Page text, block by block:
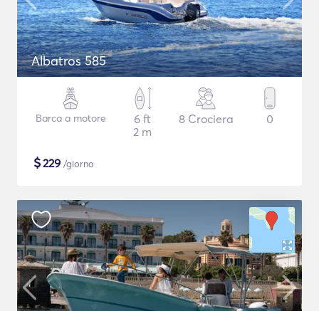
Albatros 585
Barca a motore
6 ft
2 m
8 Crociera 0
$229 /giorno